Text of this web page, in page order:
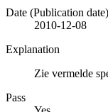
Date (Publication date)
2010-12-08
Explanation
Zie vermelde
Pass